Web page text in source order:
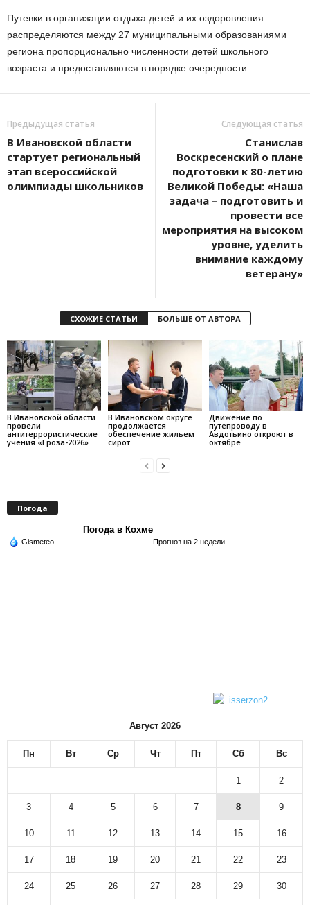
Путевки в организации отдыха детей и их оздоровления
распределяются между 27 муниципальными образованиями
региона пропорционально численности детей школьного
возраста и предоставляются в порядке очередности.
Предыдущая статья
В Ивановской области
стартует региональный
этап всероссийской
олимпиады школьников
Следующая статья
Станислав
Воскресенский о плане
подготовки к 80-летию
Великой Победы: «Наша
задача – подготовить и
провести все
мероприятия на высоком
уровне, уделить
внимание каждому
ветерану»
СХОЖИЕ СТАТЬИ БОЛЬШЕ ОТ АВТОРА
В Ивановской области
провели
антитеррористические
учения «Гроза-2026»
В Ивановском округе
продолжается
обеспечение жильем
сирот
Движение по
путепроводу в
Авдотьино откроют в
октябре
Погода
Погода в Кохме
Gismeteo Прогноз на 2 недели
Август 2026
Пн Вт Ср Чт Пт Сб Вс
1 2
3 4 5 6 7 8 9
10 11 12 13 14 15 16
17 18 19 20 21 22 23
24 25 26 27 28 29 30